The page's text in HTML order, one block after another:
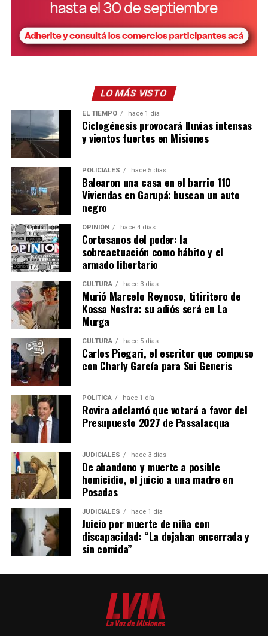
“Nuestra cultura nace de esta tierra, de su selva, sus ríos
y su gente. Si se la llevan, se pierde nuestra identidad.
Defendamos lo que es parte de nosotrxs”, dice el
Pachamama, decimos: el 6 todos a la
calle, en contra de la ley de extranjerización de la
Argentina”, dijo Walas el sábado, en el recital que dio
con su banda Massacre en La Rioja. El sobrino de Ramón
Ayala e hijo de Vicente Cidade se muestra así a través de
un video que subieron hoy a Instagram.
Ver esta publicación en Instagram
“La Patria no se vende”, dice el video que publicó por su
LO MÁS VISTO
EL TIEMPO hace 1 día
Ciclogénesis provocará lluvias intensas
y vientos fuertes en Misiones
POLICIALES hace 5 días
Balearon una casa en el barrio 110
Viviendas en Garupá: buscan un auto
negro
OPINIÓN hace 4 días
Cortesanos del poder: la
sobreactuación como hábito y el
armado libertario
CULTURA hace 3 días
Murió Marcelo Reynoso, titiritero de
Kossa Nostra: su adiós será en La
Murga
CULTURA hace 5 días
Carlos Piegari, el escritor que compuso
con Charly García para Sui Generis
POLÍTICA hace 1 día
Rovira adelantó que votará a favor del
Presupuesto 2027 de Passalacqua
JUDICIALES hace 3 días
De abandono y muerte a posible
homicidio, el juicio a una madre en
Posadas
JUDICIALES hace 1 día
Juicio por muerte de niña con
discapacidad: “La dejaban encerrada y
sin comida”